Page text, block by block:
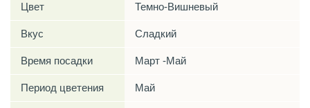
Цвет Темно-Вишневый
Вкус Сладкий
Время посадки Март -Май
Период цветения Май